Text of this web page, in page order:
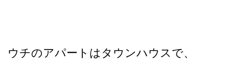
ウチのアパートはタウンハウスで、